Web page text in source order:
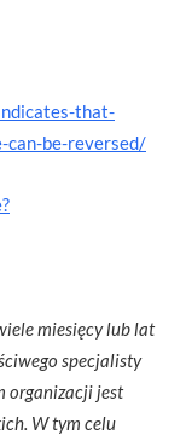
that-
be-reversed/
miesięcy lub lat
specjalisty
organizacji jest
W tym celu